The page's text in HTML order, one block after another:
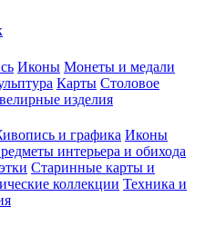
Иконы Монеты и медали
Карты Столовое
изделия
и графика Иконы
интерьера и обихода
Старинные карты и
коллекции Техника и